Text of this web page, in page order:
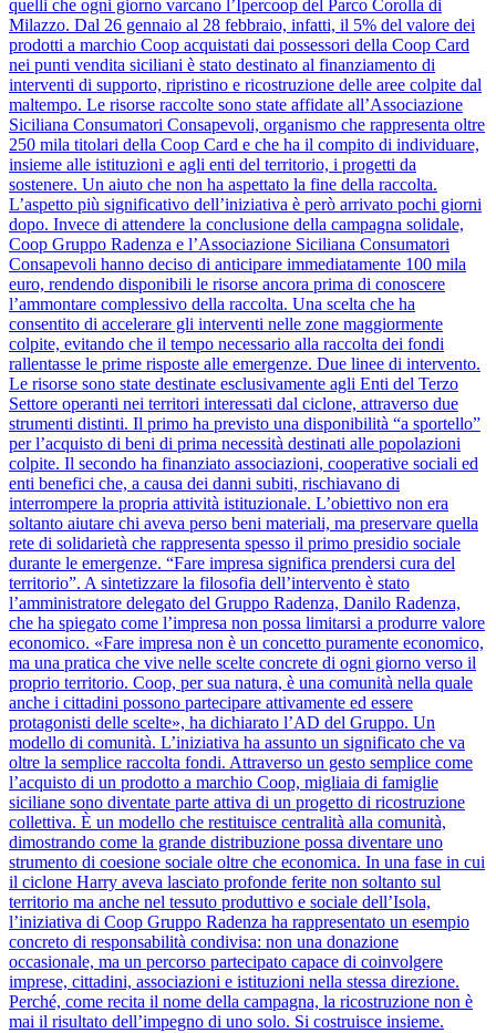
quelli che ogni giorno varcano l’Ipercoop del Parco Corolla di
Milazzo. Dal 26 gennaio al 28 febbraio, infatti, il 5% del valore dei
prodotti a marchio Coop acquistati dai possessori della Coop Card
nei punti vendita siciliani è stato destinato al finanziamento di
interventi di supporto, ripristino e ricostruzione delle aree colpite dal
maltempo. Le risorse raccolte sono state affidate all’Associazione
Siciliana Consumatori Consapevoli, organismo che rappresenta oltre
250 mila titolari della Coop Card e che ha il compito di individuare,
insieme alle istituzioni e agli enti del territorio, i progetti da
sostenere. Un aiuto che non ha aspettato la fine della raccolta.
L’aspetto più significativo dell’iniziativa è però arrivato pochi giorni
dopo. Invece di attendere la conclusione della campagna solidale,
Coop Gruppo Radenza e l’Associazione Siciliana Consumatori
Consapevoli hanno deciso di anticipare immediatamente 100 mila
euro, rendendo disponibili le risorse ancora prima di conoscere
l’ammontare complessivo della raccolta. Una scelta che ha
consentito di accelerare gli interventi nelle zone maggiormente
colpite, evitando che il tempo necessario alla raccolta dei fondi
rallentasse le prime risposte alle emergenze. Due linee di intervento.
Le risorse sono state destinate esclusivamente agli Enti del Terzo
Settore operanti nei territori interessati dal ciclone, attraverso due
strumenti distinti. Il primo ha previsto una disponibilità “a sportello”
per l’acquisto di beni di prima necessità destinati alle popolazioni
colpite. Il secondo ha finanziato associazioni, cooperative sociali ed
enti benefici che, a causa dei danni subiti, rischiavano di
interrompere la propria attività istituzionale. L’obiettivo non era
soltanto aiutare chi aveva perso beni materiali, ma preservare quella
rete di solidarietà che rappresenta spesso il primo presidio sociale
durante le emergenze. “Fare impresa significa prendersi cura del
territorio”. A sintetizzare la filosofia dell’intervento è stato
l’amministratore delegato del Gruppo Radenza, Danilo Radenza,
che ha spiegato come l’impresa non possa limitarsi a produrre valore
economico. «Fare impresa non è un concetto puramente economico,
ma una pratica che vive nelle scelte concrete di ogni giorno verso il
proprio territorio. Coop, per sua natura, è una comunità nella quale
anche i cittadini possono partecipare attivamente ed essere
protagonisti delle scelte», ha dichiarato l’AD del Gruppo. Un
modello di comunità. L’iniziativa ha assunto un significato che va
oltre la semplice raccolta fondi. Attraverso un gesto semplice come
l’acquisto di un prodotto a marchio Coop, migliaia di famiglie
siciliane sono diventate parte attiva di un progetto di ricostruzione
collettiva. È un modello che restituisce centralità alla comunità,
dimostrando come la grande distribuzione possa diventare uno
strumento di coesione sociale oltre che economica. In una fase in cui
il ciclone Harry aveva lasciato profonde ferite non soltanto sul
territorio ma anche nel tessuto produttivo e sociale dell’Isola,
l’iniziativa di Coop Gruppo Radenza ha rappresentato un esempio
concreto di responsabilità condivisa: non una donazione
occasionale, ma un percorso partecipato capace di coinvolgere
imprese, cittadini, associazioni e istituzioni nella stessa direzione.
Perché, come recita il nome della campagna, la ricostruzione non è
mai il risultato dell’impegno di uno solo. Si costruisce insieme.